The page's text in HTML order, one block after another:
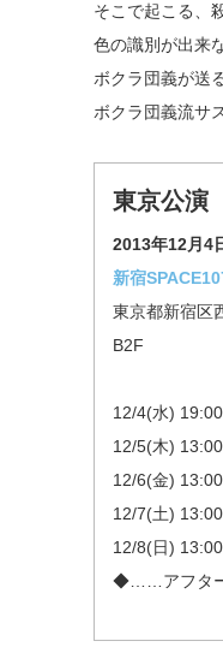
そこで起こる、
色の識別が出来
ボクラ団義が送
ボクラ団義流サ
東京公演
2013年12月4
新宿
東京都新宿区
B2F
12/4(水)
12/5(木)
12/6(金)
12/7(土)
12/8(日)
◆……アフタ